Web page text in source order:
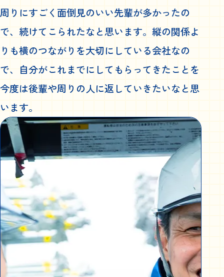
周りにすごく面倒見のいい先輩が多かったの
で、続けてこられたなと思います。縦の関係よ
りも横のつながりを大切にしている会社なの
で、自分がこれまでにしてもらってきたことを
今度は後輩や周りの人に返していきたいなと思
います。